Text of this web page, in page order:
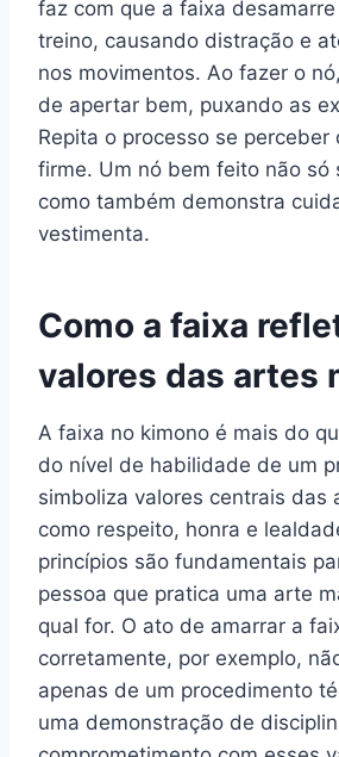
faz com que a faixa
treino, causando distração e
nos movimentos. Ao fazer o
de apertar bem, puxando as
Repita o processo se perceber
firme. Um nó bem feito não só
como também demonstra
vestimenta.
Como a faixa
valores das artes
A faixa no kimono é mais do
do nível de habilidade de um
simboliza valores centrais das
como respeito, honra e
princípios são fundamentais
pessoa que pratica uma arte
qual for. O ato de amarrar a
corretamente, por exemplo,
apenas de um procedimento
uma demonstração de